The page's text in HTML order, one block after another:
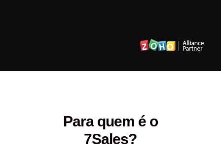
Para quem é o
7Sales?